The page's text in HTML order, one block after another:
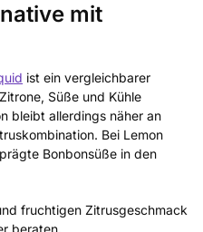
mit
ist ein vergleichbarer
Süße und Kühle
bleibt allerdings näher an
Bei Lemon
Bonbonsüße in den
fruchtigen Zitrusgeschmack
beraten.